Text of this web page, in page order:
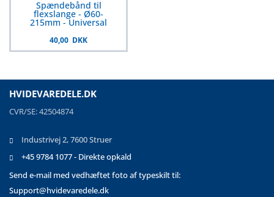
Spændebånd til
flexslange - Ø60-
215mm - Universal
40,00 DKK
HVIDEVAREDELE.DK
CVR/SE: 42504874
Industrivej 2, 7600 Struer
+45 9784 1077 - Direkte opkald
Send e-mail med vedhæftet foto af typeskilt til:
Support@hvidevaredele.dk